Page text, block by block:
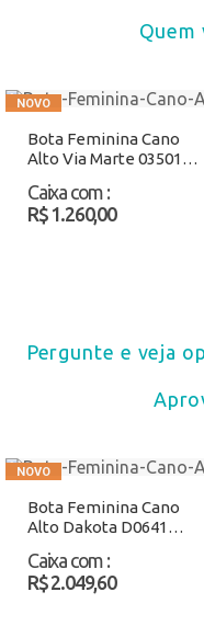
Quem
Bota Feminina Cano
Alto Via Marte 035018
Caixa com :
R$ 1.260,00
Pergunte e veja
Bota Feminina Cano
Alto Dakota D0641
Caixa com :
R$ 2.049,60